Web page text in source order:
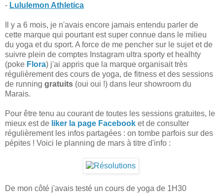
- Lululemon Athletica
Il y a 6 mois, je n'avais encore jamais entendu parler de
cette marque qui pourtant est super connue dans le milieu
du yoga et du sport. A force de me pencher sur le sujet et de
suivre plein de comptes Instagram ultra sporty et healhty
(poke Flora) j'ai appris que la marque organisait très
régulièrement des cours de yoga, de fitness et des sessions
de running gratuits (oui oui !) dans leur showroom du
Marais.
Pour être tenu au courant de toutes les sessions gratuites, le
mieux est de liker la page Facebook et de consulter
régulièrement les infos partagées : on tombe parfois sur des
pépites ! Voici le planning de mars à titre d'info :
De mon côté j'avais testé un cours de yoga de 1H30